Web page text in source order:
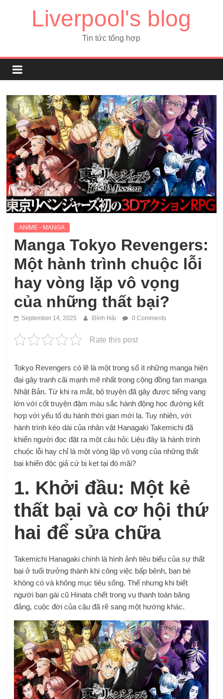
Liverpool's blog
Tin tức tổng hợp
ANIME - MANGA
Manga Tokyo Revengers:
Một hành trình chuộc lỗi
hay vòng lặp vô vọng
của những thất bại?
September 14, 2025 Đình Hải 0 Comments
Rate this post
Tokyo Revengers có lẽ là một trong số ít những manga hiện
đại gây tranh cãi mạnh mẽ nhất trong cộng đồng fan manga
Nhật Bản. Từ khi ra mắt, bộ truyện đã gây được tiếng vang
lớn với cốt truyện đậm màu sắc hành động học đường kết
hợp với yếu tố du hành thời gian mới lạ. Tuy nhiên, với
hành trình kéo dài của nhân vật Hanagaki Takemichi đã
khiến người đọc đặt ra một câu hỏi: Liệu đây là hành trình
chuộc lỗi hay chỉ là một vòng lặp vô vọng của những thất
bại khiến độc giả cứ bị kẹt tại đó mãi?
1. Khởi đầu: Một kẻ
thất bại và cơ hội thứ
hai để sửa chữa
Takemichi Hanagaki chính là hình ảnh tiêu biểu của sự thất
bại ở tuổi trưởng thành khi công việc bấp bênh, bạn bè
không có và không mục tiêu sống. Thế nhưng khi biết
người bạn gái cũ Hinata chết trong vụ thanh toán băng
đảng, cuộc đời của cậu đã rẽ sang một hướng khác.